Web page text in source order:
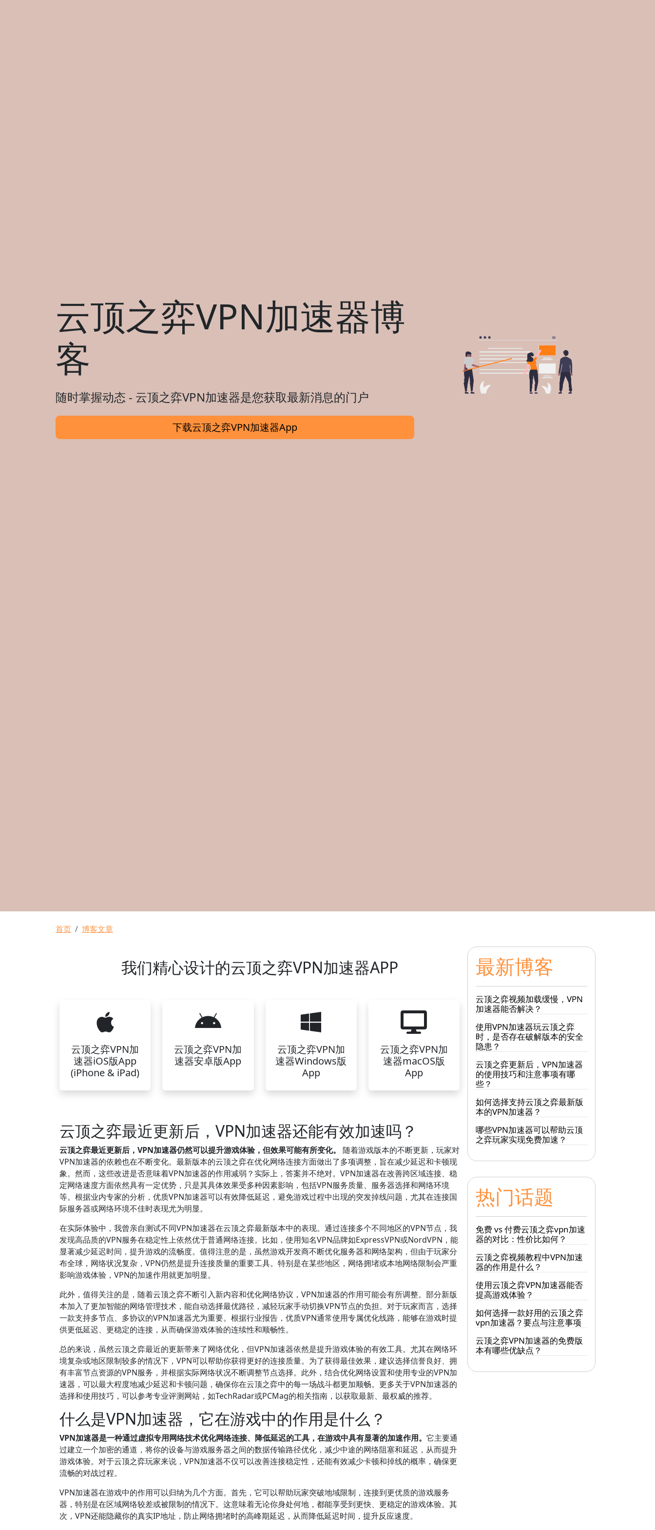
云顶之弈VPN加速器博
客
随时掌握动态 - 云顶之弈VPN加速器是您获取最新消息的门户
下载云顶之弈VPN加速器App
面包屑
首页 博客文章
我们精心设计的云顶之弈VPN加速器APP
云顶之弈VPN加
速器iOS版App
(iPhone & iPad)
云顶之弈VPN加
速器安卓版App
云顶之弈VPN加
速器Windows版
App
云顶之弈VPN加
速器macOS版
App
云顶之弈最近更新后，VPN加速器还能有效加速吗？
云顶之弈最近更新后，VPN加速器仍然可以提升游戏体验，但效果可能有所变化。
随着游戏版本的不断更新，玩家对
VPN加速器的依赖也在不断变化。最新版本的云顶之弈在优化网络连接方面做出了多项调整，旨在减少延迟和卡顿现
象。然而，这些改进是否意味着VPN加速器的作用减弱？实际上，答案并不绝对。VPN加速器在改善跨区域连接、稳
定网络速度方面依然具有一定优势，只是其具体效果受多种因素影响，包括VPN服务质量、服务器选择和网络环境
等。根据业内专家的分析，优质VPN加速器可以有效降低延迟，避免游戏过程中出现的突发掉线问题，尤其在连接国
际服务器或网络环境不佳时表现尤为明显。
在实际体验中，我曾亲自测试不同VPN加速器在云顶之弈最新版本中的表现。通过连接多个不同地区的VPN节点，我
发现高品质的VPN服务在稳定性上依然优于普通网络连接。比如，使用知名VPN品牌如ExpressVPN或NordVPN，能
显著减少延迟时间，提升游戏的流畅度。值得注意的是，虽然游戏开发商不断优化服务器和网络架构，但由于玩家分
布全球，网络状况复杂，VPN仍然是提升连接质量的重要工具。特别是在某些地区，网络拥堵或本地网络限制会严重
影响游戏体验，VPN的加速作用就更加明显。
此外，值得关注的是，随着云顶之弈不断引入新内容和优化网络协议，VPN加速器的作用可能会有所调整。部分新版
本加入了更加智能的网络管理技术，能自动选择最优路径，减轻玩家手动切换VPN节点的负担。对于玩家而言，选择
一款支持多节点、多协议的VPN加速器尤为重要。根据行业报告，优质VPN通常使用专属优化线路，能够在游戏时提
供更低延迟、更稳定的连接，从而确保游戏体验的连续性和顺畅性。
总的来说，虽然云顶之弈最近的更新带来了网络优化，但VPN加速器依然是提升游戏体验的有效工具。尤其在网络环
境复杂或地区限制较多的情况下，VPN可以帮助你获得更好的连接质量。为了获得最佳效果，建议选择信誉良好、拥
有丰富节点资源的VPN服务，并根据实际网络状况不断调整节点选择。此外，结合优化网络设置和使用专业的VPN加
速器，可以最大程度地减少延迟和卡顿问题，确保你在云顶之弈中的每一场战斗都更加顺畅。更多关于VPN加速器的
选择和使用技巧，可以参考专业评测网站，如TechRadar或PCMag的相关指南，以获取最新、最权威的推荐。
什么是VPN加速器，它在游戏中的作用是什么？
VPN加速器是一种通过虚拟专用网络技术优化网络连接、降低延迟的工具，在游戏中具有显著的加速作用。 它主要通
过建立一个加密的通道，将你的设备与游戏服务器之间的数据传输路径优化，减少中途的网络阻塞和延迟，从而提升
游戏体验。对于云顶之弈玩家来说，VPN加速器不仅可以改善连接稳定性，还能有效减少卡顿和掉线的概率，确保更
流畅的对战过程。
VPN加速器在游戏中的作用可以归纳为几个方面。首先，它可以帮助玩家突破地域限制，连接到更优质的游戏服务
器，特别是在区域网络较差或被限制的情况下。这意味着无论你身处何地，都能享受到更快、更稳定的游戏体验。其
次，VPN还能隐藏你的真实IP地址，防止网络拥堵时的高峰期延迟，从而降低延迟时间，提升反应速度。
最新博客
云顶之弈视频加载缓慢，VPN
加速器能否解决？
使用VPN加速器玩云顶之弈
时，是否存在破解版本的安全
隐患？
云顶之弈更新后，VPN加速器
的使用技巧和注意事项有哪
些？
如何选择支持云顶之弈最新版
本的VPN加速器？
哪些VPN加速器可以帮助云顶
之弈玩家实现免费加速？
热门话题
免费 vs 付费云顶之弈vpn加速
器的对比：性价比如何？
云顶之弈视频教程中VPN加速
器的作用是什么？
使用云顶之弈VPN加速器能否
提高游戏体验？
如何选择一款好用的云顶之弈
vpn加速器？要点与注意事项
云顶之弈VPN加速器的免费版
本有哪些优缺点？